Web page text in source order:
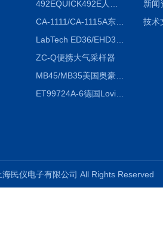
CA-1111/CA-1115A东京理化EYELA CA-1111/CA-1115A冷却水循环装置
ZC-Q便携大气采样器
MB45/MB35美国奥豪斯OHAUS MB45/MB35卤素红外水分测定仪
ET99724A-6德国Lovibond ET99724A-6微电脑BOD测定仪
新闻
技术
海民仪电子有限公司 All Rights